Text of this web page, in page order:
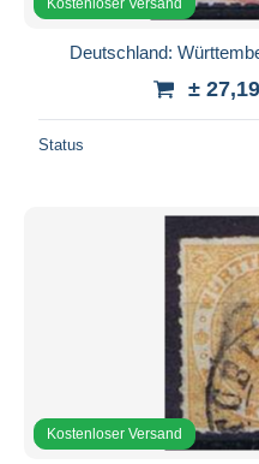
Kostenloser Versand
Deutschland:
±
Status
Kostenloser Versand